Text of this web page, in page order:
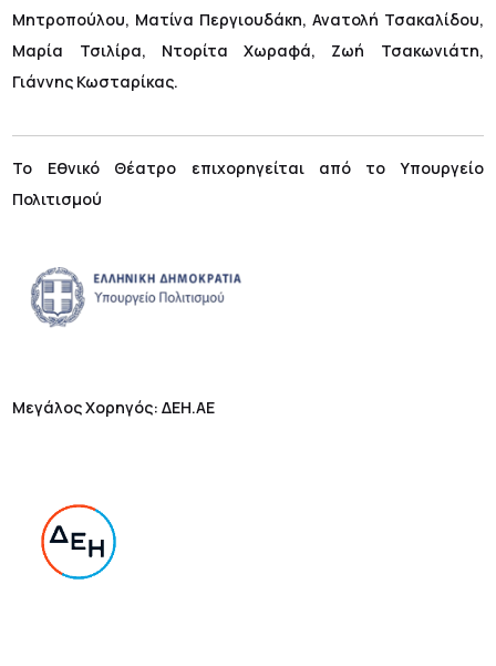
Μητροπούλου, Ματίνα Περγιουδάκη, Ανατολή Τσακαλίδου,
Μαρία Τσιλίρα, Ντορίτα Χωραφά, Ζωή Τσακωνιάτη,
Γιάννης Κωσταρίκας.
Το Εθνικό Θέατρο επιχορηγείται από το Υπουργείο
Πολιτισμού
Μεγάλος Χορηγός: ΔΕΗ.ΑΕ